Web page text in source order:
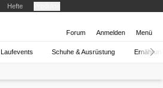
Hefte
Forum Anmelden Menü
Laufevents Schuhe & Ausrüstung